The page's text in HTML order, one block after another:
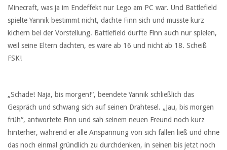
Minecraft, was ja im Endeffekt nur Lego am PC war. Und Battlefield
spielte Yannik bestimmt nicht, dachte Finn sich und musste kurz
kichern bei der Vorstellung. Battlefield durfte Finn auch nur spielen,
weil seine Eltern dachten, es wäre ab 16 und nicht ab 18. Scheiß
FSK!
„Schade! Naja, bis morgen!“, beendete Yannik schließlich das
Gespräch und schwang sich auf seinen Drahtesel. „Jau, bis morgen
früh“, antwortete Finn und sah seinem neuen Freund noch kurz
hinterher, während er alle Anspannung von sich fallen ließ und ohne
das noch einmal gründlich zu durchdenken, in seinen bis jetzt noch